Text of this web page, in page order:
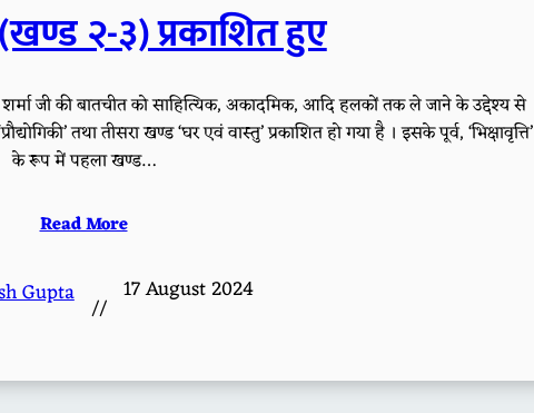
२-३) प्रकाशित हुए
शर्मा जी की बातचीत को साहित्यिक, अकादमिक, आदि हलकों तक ले जाने के उद्देश्य से
तथा तीसरा खण्ड ‘घर एवं वास्तु’ प्रकाशित हो गया है । इसके पूर्व, ‘भिक्षावृत्ति’
के रूप में पहला खण्ड…
Read More
Gupta //
17 August 2024